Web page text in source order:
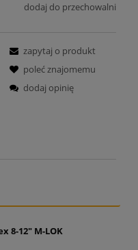
dodaj do przechowalni
zapytaj o produkt
poleć znajomemu
dodaj opinię
8-12" M-LOK